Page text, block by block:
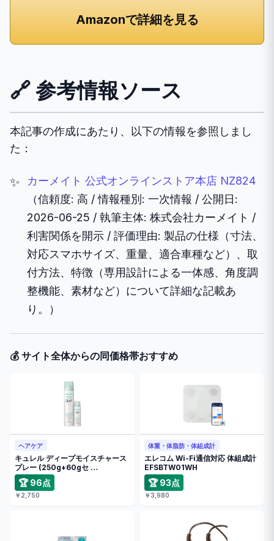
Amazonで詳細を見る
🔗 参考情報ソース
本記事の作成にあたり、以下の情報を参照しまし
た：
カーメイト 公式オンラインストア本店 NZ824
（信頼度: 高 / 情報種別: 一次情報 / 公開日:
2026-06-25 / 執筆主体: 株式会社カーメイト /
利害関係を開示 / 評価理由: 製品の仕様（寸法、
対応スマホサイズ、重量、適合車種など）、取
付方法、特徴（専用設計による一体感、角度調
整機能、素材など）について詳細な記載あ
り。）
💰 サイト全体からの同価格帯おすすめ
ヘアケア
キュレル ディープモイスチャース
プレー (250g+60gセ …
🏆 96点
￥2,750
体重・体脂肪・体組成計
エレコム Wi-Fi通信対応 体組成計
EFSBTW01WH
🏆 93点
￥3,980